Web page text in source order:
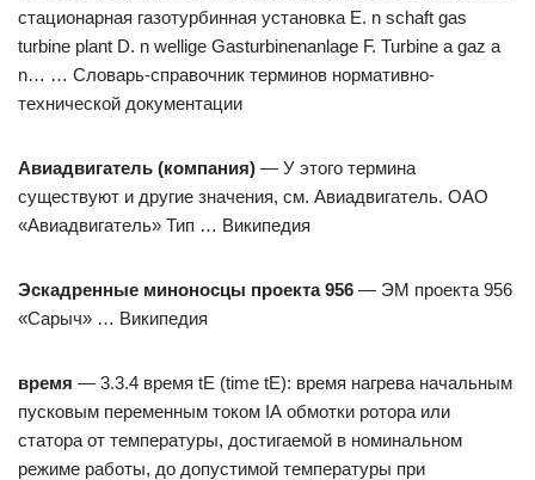
стационарная газотурбинная установка Е. n schaft gas
turbine plant D. n wellige Gasturbinenanlage F. Turbine a gaz a
n… … Словарь-справочник терминов нормативно-
технической документации
Авиадвигатель (компания) — У этого термина
существуют и другие значения, см. Авиадвигатель. ОАО
«Авиадвигатель» Тип … Википедия
Эскадренные миноносцы проекта 956 — ЭМ проекта 956
«Сарыч» … Википедия
время — 3.3.4 время tE (time tE): время нагрева начальным
пусковым переменным током IА обмотки ротора или
статора от температуры, достигаемой в номинальном
режиме работы, до допустимой температуры при